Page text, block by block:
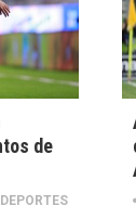
de
DEPORTES